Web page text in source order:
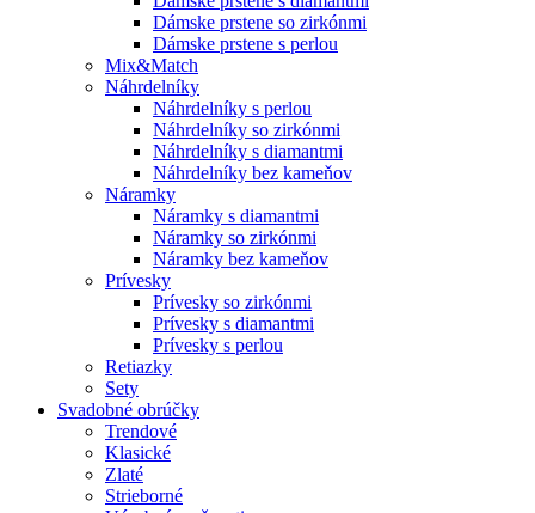
Dámske prstene so zirkónmi
Dámske prstene s perlou
Mix&Match
Náhrdelníky
Náhrdelníky s perlou
Náhrdelníky so zirkónmi
Náhrdelníky s diamantmi
Náhrdelníky bez kameňov
Náramky
Náramky s diamantmi
Náramky so zirkónmi
Náramky bez kameňov
Prívesky
Prívesky so zirkónmi
Prívesky s diamantmi
Prívesky s perlou
Retiazky
Sety
Svadobné obrúčky
Trendové
Klasické
Zlaté
Strieborné